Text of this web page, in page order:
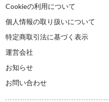
Cookieの利用について
個人情報の取り扱いについて
特定商取引法に基づく表示
運営会社
お知らせ
お問い合わせ